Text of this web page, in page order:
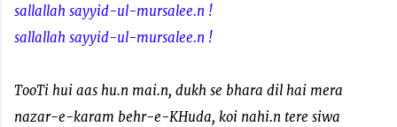
sallallah sayyid-ul-mursalee.n !
sallallah sayyid-ul-mursalee.n !
TooTi hui aas hu.n mai.n, dukh se bhara dil hai mera
nazar-e-karam behr-e-KHuda, koi nahi.n tere siwa